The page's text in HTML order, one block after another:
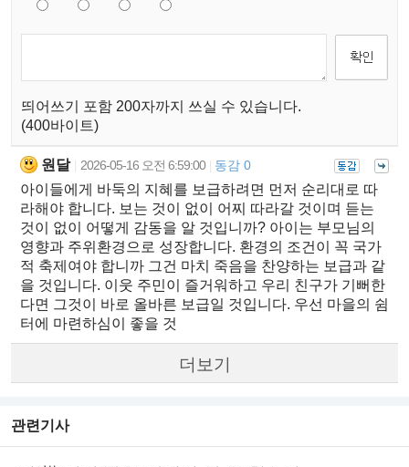
띄어쓰기 포함 200자까지 쓰실 수 있습니다.
(400바이트)
원달 2026-05-16 오전 6:59:00 동감 0
아이들에게 바둑의 지혜를 보급하려면 먼저 순리대로 따
라해야 합니다. 보는 것이 없이 어찌 따라갈 것이며 듣는
것이 없이 어떻게 감동을 알 것입니까? 아이는 부모님의
영향과 주위환경으로 성장합니다. 환경의 조건이 꼭 국가
적 축제여야 합니까 그건 마치 죽음을 찬양하는 보급과 같
을 것입니다. 이웃 주민이 즐거워하고 우리 친구가 기뻐한
다면 그것이 바로 올바른 보급일 것입니다. 우선 마을의 쉼
터에 마련하심이 좋을 것
더보기
관련기사